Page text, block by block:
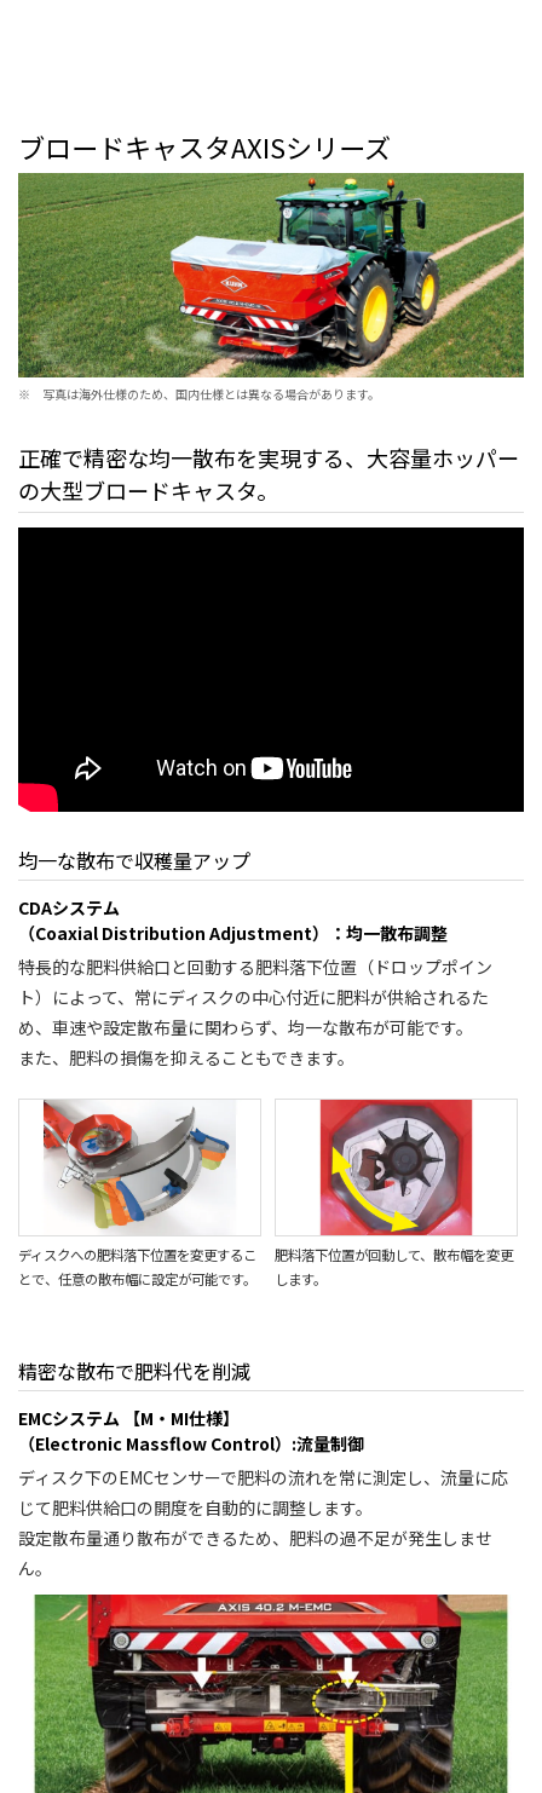
ブロードキャスタAXISシリーズ
※ 写真は海外仕様のため、国内仕様とは異なる場合があります。
正確で精密な均一散布を実現する、大容量ホッパー
の大型ブロードキャスタ。
均一な散布で収穫量アップ
CDAシステム
（Coaxial Distribution Adjustment）：均一散布調整
特長的な肥料供給口と回動する肥料落下位置（ドロップポイン
ト）によって、常にディスクの中心付近に肥料が供給されるた
め、車速や設定散布量に関わらず、均一な散布が可能です。
また、肥料の損傷を抑えることもできます。
ディスクへの肥料落下位置を変更するこ
とで、任意の散布幅に設定が可能です。
肥料落下位置が回動して、散布幅を変更
します。
精密な散布で肥料代を削減
EMCシステム 【M・MI仕様】
（Electronic Massflow Control）:流量制御
ディスク下のEMCセンサーで肥料の流れを常に測定し、流量に応
じて肥料供給口の開度を自動的に調整します。
設定散布量通り散布ができるため、肥料の過不足が発生しませ
ん。